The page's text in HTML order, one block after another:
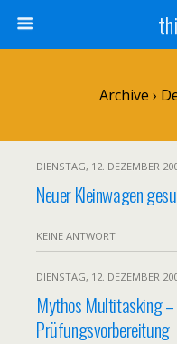
Archive ›
DIENSTAG, 12. DEZEMBER
Neuer Kleinwagen
KEINE ANTWORT
DIENSTAG, 12. DEZEMBER
Mythos Multitasking
Prüfungsvorbereitung